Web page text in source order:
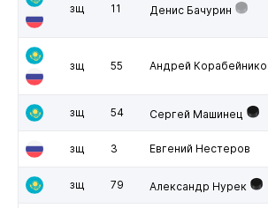
зщ 11 Денис Бачурин
зщ 55 Андрей
зщ 54 Сергей Машинец
зщ 3 Евгений Нестеров
зщ 79 Александр Нурек